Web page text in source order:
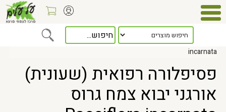
> פסיפלורה רפואית (שעונית) אורגני יבוא צמח גרוס Passiflora
incarnata
פסיפלורה רפואית (שעונית)
אורגני יבוא צמח גרוס